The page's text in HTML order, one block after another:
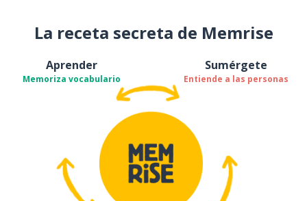
La receta secreta de Memrise
Aprender
Memoriza vocabulario
Sumérgete
Entiende a las personas